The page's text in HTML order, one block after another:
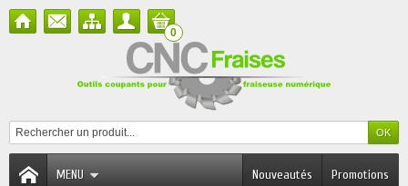
0
MENU Promotions
Nouveautés